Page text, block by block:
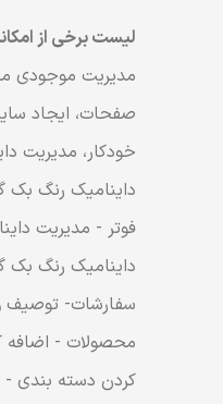
لیست برخی از
مدیریت موجودی
صفحات، ایجاد
خودکار، مدیریت
داینامیک رنگ بک
فوتر - مدیریت
داینامیک رنگ بک
سفارشات-
محصولات -
کردن دسته بندی